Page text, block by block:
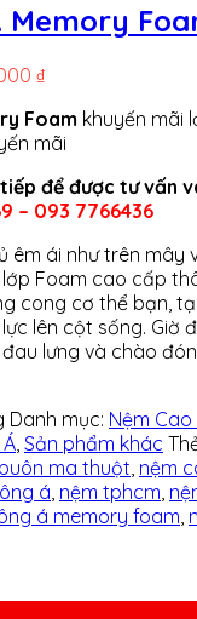
Memory
₫
Foam khuyến mãi
mãi
để được tư vấn
– 093 7766436
êm ái như trên mây
lớp Foam cao cấp
cong cơ thể bạn,
lên cột sống. Giờ
lưng và chào
Danh mục: Nệm Cao
Sản phẩm khác
ma thuột nệm
á nệm tphcm
á memory foam